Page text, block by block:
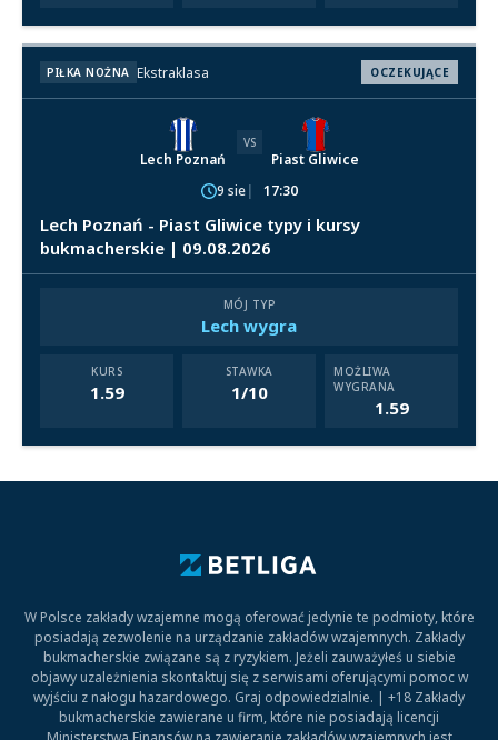
PIŁKA NOŻNA Ekstraklasa OCZEKUJĄCE
Lech Poznań
VS
Piast Gliwice
9 sie
17:30
Lech Poznań - Piast Gliwice typy i kursy
bukmacherskie | 09.08.2026
MÓJ TYP
Lech wygra
KURS
1.59
STAWKA
1/10
MOŻLIWA
WYGRANA
1.59
W Polsce zakłady wzajemne mogą oferować jedynie te podmioty, które
posiadają zezwolenie na urządzanie zakładów wzajemnych. Zakłady
bukmacherskie związane są z ryzykiem. Jeżeli zauważyłeś u siebie
objawy uzależnienia skontaktuj się z serwisami oferującymi pomoc w
wyjściu z nałogu hazardowego. Graj odpowiedzialnie. | +18 Zakłady
bukmacherskie zawierane u firm, które nie posiadają licencji